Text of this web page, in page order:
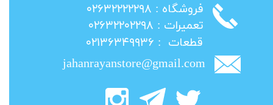
​فروشگاه : ۰۲۶۳۲۲۲۲۲۹۸
​تعمیرات : ۰۲۶۳۲۲۰۲۲۹۸
​قطعات : ۰۲۱۳۶۳۴۹۹۳۶
jahanrayanstore@gmail.com